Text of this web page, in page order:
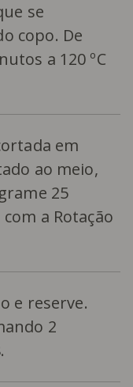
se
copo. De
a 120 ºC
em
ao meio,
25
a Rotação
e reserve.
2